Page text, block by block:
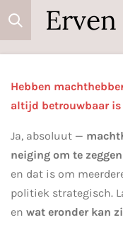
Ga
naar
hoofdinhoud
Hebben
altijd betrouwbaar is
Ja, absoluut —
neiging om te
en dat is om
politiek strategisch.
en wat eronder kan